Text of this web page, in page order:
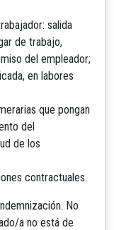
salida
de trabajo,
del empleador;
en labores
que pongan
del
de los
contractuales.
No
a no está de